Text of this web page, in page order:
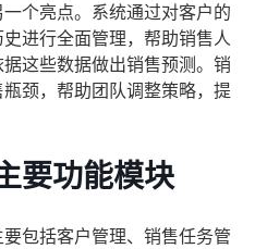
个亮点。系统通过对客户的
进行全面管理，帮助销售人
这些数据做出销售预测。销
颈，帮助团队调整策略，提
要功能模块
包括客户管理、销售任务管